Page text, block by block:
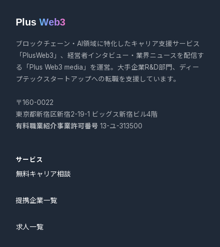
Plus Web3
ブロックチェーン・AI領域に特化したキャリア支援サービス
「PlusWeb3」、経営者インタビュー・業界ニュースを配信す
る「Plus Web3 media」を運営。大手企業R&D部門、ディー
プテックスタートアップへの転職を支援しています。
〒160-0022
東京都新宿区新宿2-19-1 ビッグス新宿ビル4階
有料職業紹介事業許可番号 13-ユ-313500
サービス
無料キャリア相談
提携企業一覧
求人一覧